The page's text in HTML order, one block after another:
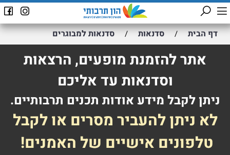
דף הבית / סדנאות / סדנאות למבוגרים
אתר להזמנת מופעים, הרצאות
וסדנאות עד אליכם
ניתן לקבל מידע אודות תכנים תרבותיים.
לא ניתן להעביר מסרים או לקבל
טלפונים אישיים של האמנים!